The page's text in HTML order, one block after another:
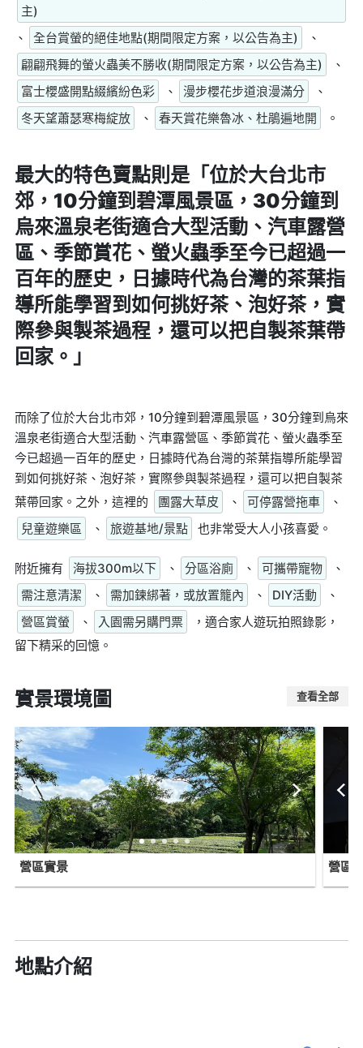
主)
、
全台賞螢的絕佳地點(期間限定方案，以公告為主)
、
翩翩飛舞的螢火蟲美不勝收(期間限定方案，以公告為主)
、
富士櫻盛開點綴繽紛色彩
、 漫步櫻花步道浪漫滿分
、
冬天望蕭瑟寒梅綻放
、 春天賞花樂魯冰、杜鵑遍地開 。
最大的特色賣點則是「位於大台北市
郊，10分鐘到碧潭風景區，30分鐘到
烏來溫泉老街適合大型活動、汽車露營
區、季節賞花、螢火蟲季至今已超過一
百年的歷史，日據時代為台灣的茶葉指
導所能學習到如何挑好茶、泡好茶，實
際參與製茶過程，還可以把自製茶葉帶
回家。」
而除了位於大台北市郊，10分鐘到碧潭風景區，30分鐘到烏來
溫泉老街適合大型活動、汽車露營區、季節賞花、螢火蟲季至
今已超過一百年的歷史，日據時代為台灣的茶葉指導所能學習
到如何挑好茶、泡好茶，實際參與製茶過程，還可以把自製茶
葉帶回家。之外，這裡的
團露大草皮 、 可停露營拖車
、
兒童遊樂區
、 旅遊基地/景點 也非常受大人小孩喜愛。
附近擁有 海拔300m以下 、 分區浴廁 、 可攜帶寵物
、
需注意清潔
、 需加鍊綁著，或放置籠內 、 DIY活動
、
營區賞螢
、 入園需另購門票
，適合家人遊玩拍照錄影，
留下精采的回憶。
實景環境圖 查看全部
營區實景 營區
地點介紹